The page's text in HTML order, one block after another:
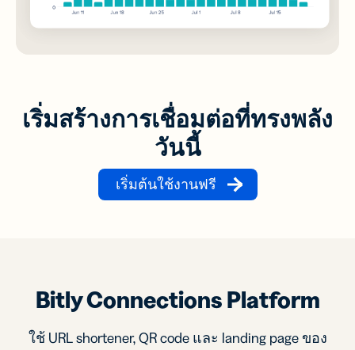
เริ่มสร้างการเชื่อมต่อที่ทรงพลัง
วันนี้
เริ่มต้นใช้งานฟรี
Bitly Connections Platform
ใช้ URL shortener, QR code และ landing page ของ